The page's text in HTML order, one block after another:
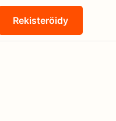
Rekisteröidy